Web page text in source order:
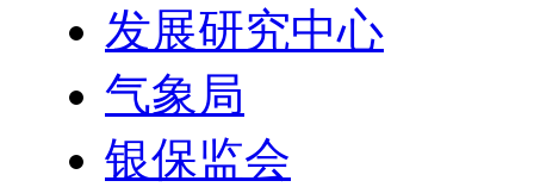
发展研究中心
气象局
银保监会